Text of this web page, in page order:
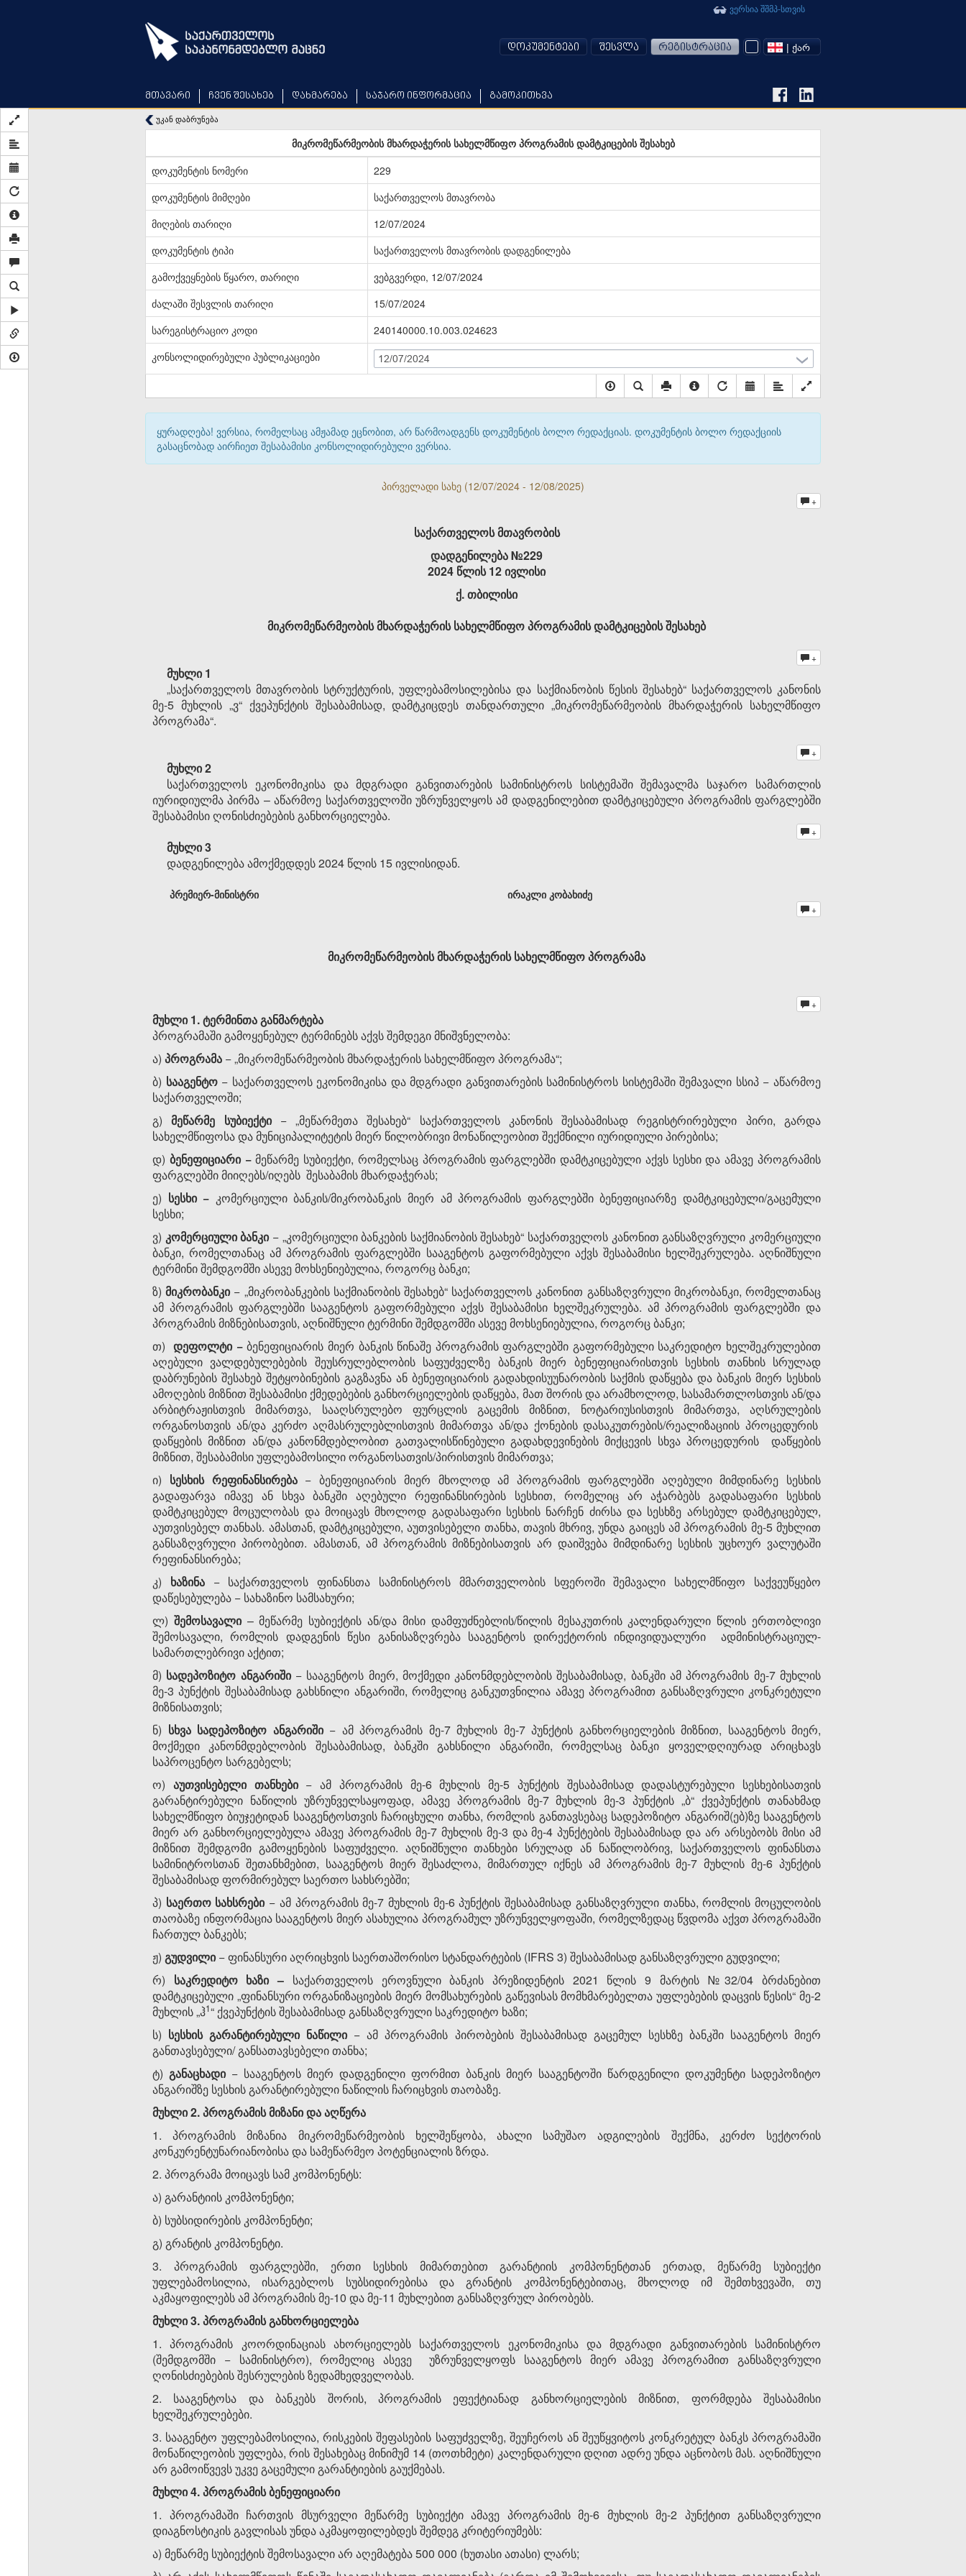
მთავარი ჩვენ შესახებ დახმარება საჯარო ინფორმაცია გამოკითხვა
ვერსია შშმპ-სთვის
დოკუმენტები შესვლა რეგისტრაცია | ᲥᲐᲠ
უკან დაბრუნება
მიკრომეწარმეობის მხარდაჭერის სახელმწიფო პროგრამის დამტკიცების შესახებ
დოკუმენტის ნომერი
229
დოკუმენტის მიმღები
საქართველოს მთავრობა
მიღების თარიღი
12/07/2024
დოკუმენტის ტიპი
საქართველოს მთავრობის დადგენილება
გამოქვეყნების წყარო, თარიღი
ვებგვერდი, 12/07/2024
ძალაში შესვლის თარიღი
15/07/2024
სარეგისტრაციო კოდი
240140000.10.003.024623
კონსოლიდირებული პუბლიკაციები
12/07/2024
ყურადღება! ვერსია, რომელსაც ამჟამად ეცნობით, არ წარმოადგენს დოკუმენტის ბოლო რედაქციას. დოკუმენტის ბოლო რედაქციის
გასაცნობად აირჩიეთ შესაბამისი კონსოლიდირებული ვერსია.
პირველადი სახე (12/07/2024 - 12/08/2025)
+
საქართველოს მთავრობის
დადგენილება №229
2024 წლის 12 ივლისი
ქ. თბილისი
მიკრომეწარმეობის მხარდაჭერის სახელმწიფო პროგრამის დამტკიცების შესახებ
+
მუხლი 1
„საქართველოს მთავრობის სტრუქტურის, უფლებამოსილებისა და საქმიანობის წესის შესახებ“ საქართველოს კანონის
მე-5 მუხლის „ვ“ ქვეპუნქტის შესაბამისად, დამტკიცდეს თანდართული „მიკრომეწარმეობის მხარდაჭერის სახელმწიფო
პროგრამა“.
+
მუხლი 2
საქართველოს ეკონომიკისა და მდგრადი განვითარების სამინისტროს სისტემაში შემავალმა საჯარო სამართლის
იურიდიულმა პირმა – აწარმოე საქართველოში უზრუნველყოს ამ დადგენილებით დამტკიცებული პროგრამის ფარგლებში
შესაბამისი ღონისძიებების განხორციელება.
+
მუხლი 3
დადგენილება ამოქმედდეს 2024 წლის 15 ივლისიდან.
პრემიერ-მინისტრი ირაკლი კობახიძე
+
მიკრომეწარმეობის მხარდაჭერის სახელმწიფო პროგრამა
+
მუხლი 1. ტერმინთა განმარტება
პროგრამაში გამოყენებულ ტერმინებს აქვს შემდეგი მნიშვნელობა:
ა) პროგრამა − „მიკრომეწარმეობის მხარდაჭერის სახელმწიფო პროგრამა“;
ბ) სააგენტო− საქართველოს ეკონომიკისა და მდგრადი განვითარების სამინისტროს სისტემაში შემავალი სსიპ − აწარმოე
საქართველოში;
გ)მეწარმე სუბიექტი− „მეწარმეთა შესახებ“ საქართველოს კანონის შესაბამისად რეგისტრირებული პირი, გარდა
სახელმწიფოსა და მუნიციპალიტეტის მიერ წილობრივი მონაწილეობით შექმნილი იურიდიული პირებისა;
დ) ბენეფიციარი −მეწარმე სუბიექტი, რომელსაც პროგრამის ფარგლებში დამტკიცებული აქვს სესხი და ამავე პროგრამის
ფარგლებში მიიღებს/იღებს შესაბამის მხარდაჭერას;
ე) სესხი − კომერციული ბანკის/მიკრობანკის მიერ ამ პროგრამის ფარგლებში ბენეფიციარზე დამტკიცებული/გაცემული
სესხი;
ვ) კომერციული ბანკი− „კომერციული ბანკების საქმიანობის შესახებ“ საქართველოს კანონით განსაზღვრული კომერციული
ბანკი, რომელთანაც ამ პროგრამის ფარგლებში სააგენტოს გაფორმებული აქვს შესაბამისი ხელშეკრულება. აღნიშნული
ტერმინი შემდგომში ასევე მოხსენიებულია, როგორც ბანკი;
ზ)მიკრობანკი− „მიკრობანკების საქმიანობის შესახებ“ საქართველოს კანონით განსაზღვრული მიკრობანკი, რომელთანაც
ამ პროგრამის ფარგლებში სააგენტოს გაფორმებული აქვს შესაბამისი ხელშეკრულება. ამ პროგრამის ფარგლებში და
პროგრამის მიზნებისათვის, აღნიშნული ტერმინი შემდგომში ასევე მოხსენიებულია, როგორც ბანკი;
თ)დეფოლტი −ბენეფიციარის მიერ ბანკის წინაშე პროგრამის ფარგლებში გაფორმებული საკრედიტო ხელშეკრულებით
აღებული ვალდებულებების შეუსრულებლობის საფუძველზე ბანკის მიერ ბენეფიციარისთვის სესხის თანხის სრულად
დაბრუნების შესახებ შეტყობინების გაგზავნა ან ბენეფიციარის გადახდისუუნარობის საქმის დაწყება და ბანკის მიერ სესხის
ამოღების მიზნით შესაბამისი ქმედებების განხორციელების დაწყება, მათ შორის და არამხოლოდ, სასამართლოსთვის ან/და
არბიტრაჟისთვის მიმართვა, სააღსრულებო ფურცლის გაცემის მიზნით, ნოტარიუსისთვის მიმართვა, აღსრულების
ორგანოსთვის ან/და კერძო აღმასრულებლისთვის მიმართვა ან/და ქონების დასაკუთრების/რეალიზაციის პროცედურის
დაწყების მიზნით ან/და კანონმდებლობით გათვალისწინებული გადახდევინების მიქცევის სხვა პროცედურის დაწყების
მიზნით, შესაბამისი უფლებამოსილი ორგანოსათვის/პირისთვის მიმართვა;
ი) სესხის რეფინანსირება− ბენეფიციარის მიერ მხოლოდ ამ პროგრამის ფარგლებში აღებული მიმდინარე სესხის
გადაფარვა იმავე ან სხვა ბანკში აღებული რეფინანსირების სესხით, რომელიც არ აჭარბებს გადასაფარი სესხის
დამტკიცებულ მოცულობას და მოიცავს მხოლოდ გადასაფარი სესხის ნარჩენ ძირსა და სესხზე არსებულ დამტკიცებულ,
აუთვისებელ თანხას. ამასთან, დამტკიცებული, აუთვისებელი თანხა, თავის მხრივ, უნდა გაიცეს ამ პროგრამის მე-5 მუხლით
განსაზღვრული პირობებით. ამასთან, ამ პროგრამის მიზნებისათვის არ დაიშვება მიმდინარე სესხის უცხოურ ვალუტაში
რეფინანსირება;
კ) ხაზინა − საქართველოს ფინანსთა სამინისტროს მმართველობის სფეროში შემავალი სახელმწიფო საქვეუწყებო
დაწესებულება − სახაზინო სამსახური;
ლ) შემოსავალი– მეწარმე სუბიექტის ან/და მისი დამფუძნებლის/წილის მესაკუთრის კალენდარული წლის ერთობლივი
შემოსავალი, რომლის დადგენის წესი განისაზღვრება სააგენტოს დირექტორის ინდივიდუალური ადმინისტრაციულ-
სამართლებრივი აქტით;
მ) სადეპოზიტო ანგარიში− სააგენტოს მიერ, მოქმედი კანონმდებლობის შესაბამისად, ბანკში ამ პროგრამის მე-7 მუხლის
მე-3 პუნქტის შესაბამისად გახსნილი ანგარიში, რომელიც განკუთვნილია ამავე პროგრამით განსაზღვრული კონკრეტული
მიზნისათვის;
ნ) სხვა სადეპოზიტო ანგარიში− ამ პროგრამის მე-7 მუხლის მე-7პუნქტის განხორციელების მიზნით, სააგენტოს მიერ,
მოქმედი კანონმდებლობის შესაბამისად, ბანკში გახსნილი ანგარიში, რომელსაც ბანკი ყოველდღიურად არიცხავს
საპროცენტო სარგებელს;
ო) აუთვისებელი თანხები− ამ პროგრამის მე-6 მუხლის მე-5 პუნქტის შესაბამისად დადასტურებული სესხებისათვის
გარანტირებული ნაწილის უზრუნველსაყოფად, ამავე პროგრამის მე-7 მუხლის მე-3 პუნქტის „ბ“ ქვეპუნქტის თანახმად
სახელმწიფო ბიუჯეტიდან სააგენტოსთვის ჩარიცხული თანხა, რომლის განთავსებაც სადეპოზიტო ანგარიშ(ებ)ზე სააგენტოს
მიერ არ განხორციელებულა ამავე პროგრამის მე-7 მუხლის მე-3 და მე-4 პუნქტების შესაბამისად და არ არსებობს მისი ამ
მიზნით შემდგომი გამოყენების საფუძველი. აღნიშნული თანხები სრულად ან ნაწილობრივ, საქართველოს ფინანსთა
სამინიტროსთან შეთანხმებით, სააგენტოს მიერ შესაძლოა, მიმართულ იქნეს ამ პროგრამის მე-7 მუხლის მე-6 პუნქტის
შესაბამისად ფორმირებულ საერთო სახსრებში;
პ) საერთო სახსრები− ამ პროგრამის მე-7 მუხლის მე-6 პუნქტის შესაბამისად განსაზღვრული თანხა, რომლის მოცულობის
თაობაზე ინფორმაცია სააგენტოს მიერ ასახულია პროგრამულ უზრუნველყოფაში, რომელზედაც წვდომა აქვთ პროგრამაში
ჩართულ ბანკებს;
ჟ) გუდვილი− ფინანსური აღრიცხვის საერთაშორისო სტანდარტების (IFRS 3) შესაბამისად განსაზღვრული გუდვილი;
რ) საკრედიტო ხაზი – საქართველოს ეროვნული ბანკის პრეზიდენტის 2021 წლის 9 მარტის №32/04 ბრძანებით
დამტკიცებული „ფინანსური ორგანიზაციების მიერ მომსახურების გაწევისას მომხმარებელთა უფლებების დაცვის წესის“ მე-2
მუხლის „ჰ​1“ ქვეპუნქტის შესაბამისად განსაზღვრული საკრედიტო ხაზი;
ს) სესხის გარანტირებული ნაწილი − ამ პროგრამის პირობების შესაბამისად გაცემულ სესხზე ბანკში სააგენტოს მიერ
განთავსებული/ განსათავსებელი თანხა;
ტ) განაცხადი− სააგენტოს მიერ დადგენილი ფორმით ბანკის მიერ სააგენტოში წარდგენილი დოკუმენტი სადეპოზიტო
ანგარიშზე სესხის გარანტირებული ნაწილის ჩარიცხვის თაობაზე.
მუხლი 2. პროგრამის მიზანი და აღწერა
1. პროგრამის მიზანია მიკრომეწარმეობის ხელშეწყობა, ახალი სამუშაო ადგილების შექმნა, კერძო სექტორის
კონკურენტუნარიანობისა და სამეწარმეო პოტენციალის ზრდა.
2. პროგრამა მოიცავს სამ კომპონენტს:
ა) გარანტიის კომპონენტი;
ბ) სუბსიდირების კომპონენტი;
გ) გრანტის კომპონენტი.
3. პროგრამის ფარგლებში, ერთი სესხის მიმართებით გარანტიის კომპონენტთან ერთად, მეწარმე სუბიექტი
უფლებამოსილია, ისარგებლოს სუბსიდირებისა და გრანტის კომპონენტებითაც, მხოლოდ იმ შემთხვევაში, თუ
აკმაყოფილებს ამ პროგრამის მე-10 და მე-11 მუხლებით განსაზღვრულ პირობებს.
მუხლი 3. პროგრამის განხორციელება
1. პროგრამის კოორდინაციას ახორციელებს საქართველოს ეკონომიკისა და მდგრადი განვითარების სამინისტრო
(შემდგომში − სამინისტრო), რომელიც ასევე უზრუნველყოფს სააგენტოს მიერ ამავე პროგრამით განსაზღვრული
ღონისძიებების შესრულების ზედამხედველობას.
2. სააგენტოსა და ბანკებს შორის, პროგრამის ეფექტიანად განხორციელების მიზნით, ფორმდება შესაბამისი
ხელშეკრულებები.
3. სააგენტო უფლებამოსილია, რისკების შეფასების საფუძველზე, შეუჩეროს ან შეუწყვიტოს კონკრეტულ ბანკს პროგრამაში
მონაწილეობის უფლება, რის შესახებაც მინიმუმ 14 (თოთხმეტი) კალენდარული დღით ადრე უნდა აცნობოს მას. აღნიშნული
არ გამოიწვევს უკვე გაცემული გარანტიების გაუქმებას.
მუხლი 4. პროგრამის ბენეფიციარი
1. პროგრამაში ჩართვის მსურველი მეწარმე სუბიექტი ამავე პროგრამის მე-6 მუხლის მე-2 პუნქტით განსაზღვრული
დიაგნოსტიკის გავლისას უნდა აკმაყოფილებდეს შემდეგ კრიტერიუმებს:
ა) მეწარმე სუბიექტის შემოსავალი არ აღემატება 500 000 (ხუთასი ათასი) ლარს;